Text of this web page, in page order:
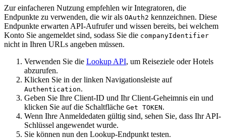
Zur einfacheren Nutzung empfehlen wir Integratoren, die
Endpunkte zu verwenden, die wir als OAuth2 kennzeichnen. Diese
Endpunkte erwarten API-Aufrufer und wissen bereits, bei welchem
Konto Sie angemeldet sind, sodass Sie die companyIdentifier
nicht in Ihren URLs angeben müssen.
Verwenden Sie die Lookup API, um Reiseziele oder Hotels
abzurufen.
Klicken Sie in der linken Navigationsleiste auf
Authentication.
Geben Sie Ihre Client-ID und Ihr Client-Geheimnis ein und
klicken Sie auf die Schaltfläche Get TOKEN.
Wenn Ihre Anmeldedaten gültig sind, sehen Sie, dass Ihr API-
Schlüssel angewendet wurde.
Sie können nun den Lookup-Endpunkt testen.